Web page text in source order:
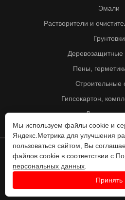
Эмали
Растворители и
Грунтовки
Деревозащитные
Пены,
Строительные
Гипсокартон,
Другие
© Колорит
Разработка
Мы используем файлы cookie и
Яндекс.Метрика для улучшения
пользоваться сайтом, Вы
файлов cookie в соответствии с
персональных данных
Принять